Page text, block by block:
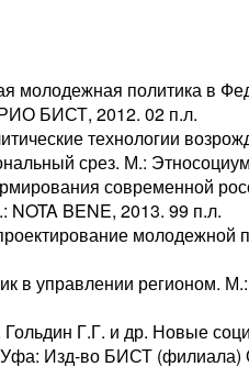
молодежная политика в
БИСТ, 2012. 02 п.л.
технологии
срез. М.:
современной
NOTA BENE, 2013. 99 п.л.
молодежной
в управлении регионом.
Г.Г. и др. Новые
Уфа: Изд-во БИСТ